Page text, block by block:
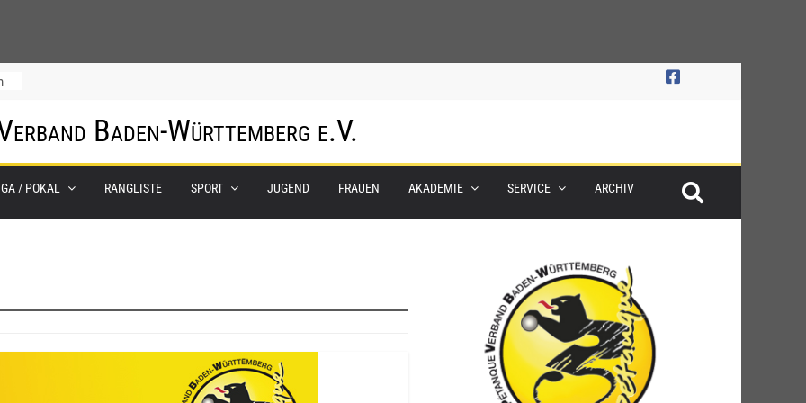
Baden-Württemberg e.V.
/ POKAL RANGLISTE SPORT JUGEND FRAUEN AKADEMIE SERVICE ARCHIV